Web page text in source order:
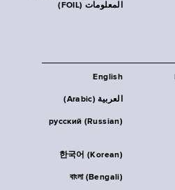
المعلومات (FOIL)
English
العربية (Arabic)
русский (Russian)
한국어 (Korean)
বাংলা (Bengali)